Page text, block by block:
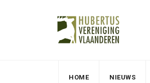
HOME NIEUWS